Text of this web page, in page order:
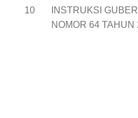
10
INSTRUKSI
NOMOR 64 TAHUN